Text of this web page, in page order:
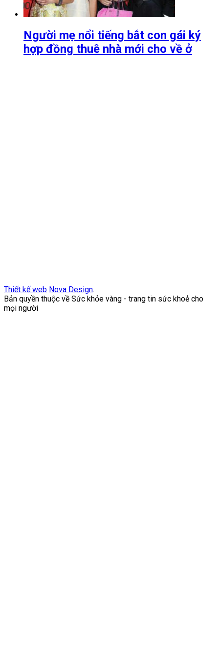
Người mẹ nổi tiếng bắt con gái ký
hợp đồng thuê nhà mới cho về ở
Thiết kế web Nova Design.
Bản quyền thuộc về Sức khỏe vàng - trang tin sức khoẻ cho
mọi người